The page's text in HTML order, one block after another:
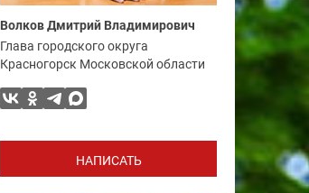
Волков Дмитрий Владимирович
Глава городского округа
Красногорск Московской области
НАПИСАТЬ